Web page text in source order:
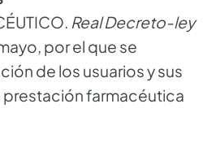
Real Decreto-ley
por el que se
de los usuarios y sus
prestación farmacéutica